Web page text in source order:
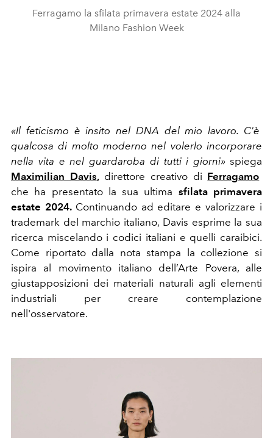
Ferragamo la sfilata primavera estate 2024 alla
Milano Fashion Week
«Il feticismo è insito nel DNA del mio lavoro. C'è
qualcosa di molto moderno nel volerlo incorporare
nella vita e nel guardaroba di tutti i giorni» spiega
Maximilian Davis,direttore creativo di Ferragamo
che ha presentato la sua ultima sfilata primavera
estate 2024. Continuando ad editare e valorizzare i
trademark del marchio italiano, Davis esprime la sua
ricerca miscelando i codici italiani e quelli caraibici.
Come riportato dalla nota stampa la collezione si
ispira al movimento italiano dell’Arte Povera, alle
giustapposizioni dei materiali naturali agli elementi
industriali per creare contemplazione
nell'osservatore.